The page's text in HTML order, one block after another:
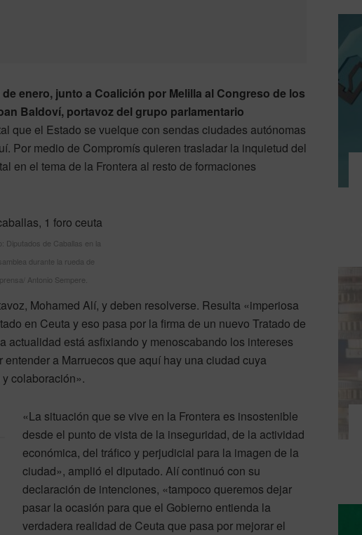
enero, junto a Coalición por Melilla al Congreso de los
Baldoví, portavoz del grupo parlamentario
que el Estado se vuelque con sendas ciudades autónomas
Por medio de Compromís quieren trasladar la inquietud del
en el tema de la Frontera al resto de formaciones
Diputados de Caballas en la
durante la rueda de
prensa/ Antonio Sempere.
Mohamed Alí, y deben resolverse. Resulta «imperiosa
en Ceuta y eso pasa por la firma de un nuevo Tratado de
actualidad está asfixiando y menoscabando los intereses
a Marruecos que aquí hay una ciudad cuya
colaboración».
«La situación que se vive en la Frontera es insostenible
desde el punto de vista de la inseguridad, de la actividad
económica, del tráfico y perjudicial para la imagen de la
ciudad», amplió el diputado. Alí continuó con su
declaración de intenciones, «tampoco queremos dejar
pasar la ocasión para que el Gobierno entienda la
verdadera realidad de Ceuta que pasa por mejorar el